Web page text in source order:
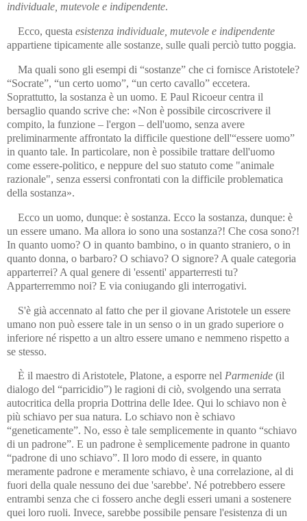
individuale, mutevole e in­di­pendente.
Ecco, questa esistenza individuale, mutevole e indipen­dente
appartiene tipicamente alle sostanze, sulle quali perciò tutto poggia.
Ma quali sono gli esempi di “sostanze” che ci fornisce Aristotele?
“Socrate”, “un certo uomo”, “un certo cavallo” eccetera.
Soprattutto, la sostanza è un uomo. E Paul Ricoeur centra il
bersaglio quando scrive che: «Non è possibile circoscrivere il
compito, la funzione – l'ergon – dell'uomo, senza avere
preliminarmente affrontato la difficile questione dell'“essere uomo”
in quanto tale. In particolare, non è possibile trattare dell'uomo
come essere-politico, e neppure del suo statuto come "ani­ma­le
razionale", senza essersi confrontati con la difficile problematica
della sostanza».
Ecco un uomo, dunque: è sostanza. Ecco la sostanza, dunque: è
un essere umano. Ma allora io sono una sostanza?! Che cosa sono?!
In quanto uomo? O in quanto bambino, o in quanto straniero, o in
quanto donna, o barbaro? O schiavo? O signore? A quale categoria
appar­ter­rei? A qual genere di 'essenti' apparterresti tu?
Apparterremmo noi? E via coniugando gli interrogativi.
S'è già accennato al fatto che per il giovane Aristotele un essere
umano non può essere tale in un senso o in un grado superiore o
infe­riore né rispetto a un altro essere umano e nemmeno rispetto a
se stesso.
È il maestro di Aristotele, Platone, a esporre nel Parmenide (il
dialogo del “parricidio”) le ragioni di ciò, svolgendo una serrata
autocritica della propria Dottrina delle Idee. Qui lo schiavo non è
più schiavo per sua natura. Lo schiavo non è schiavo
“geneticamente”. No, esso è tale semplicemente in quanto “schiavo
di un padrone”. E un padrone è semplicemente padrone in quanto
“padrone di uno schiavo”. Il loro modo di essere, in quanto
meramente padrone e meramente schiavo, è una correlazione, al di
fuori della quale nessuno dei due 'sarebbe'. Né potrebbero essere
entrambi senza che ci fossero anche degli esseri umani a sostenere
quei loro ruoli. Invece, sarebbe possibile pensare l'esistenza di un